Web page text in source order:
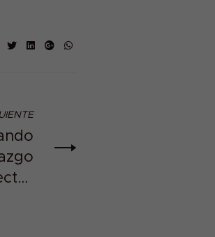
Facebook
TwitterLinkedinGoogle+